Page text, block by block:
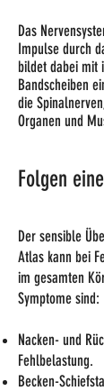
Das
Impulse durch
bildet dabei mit
Bandscheiben
die
Organen und
Folgen
Der sensible
Atlas kann bei
im gesamten
Symptome sind:
Nacken- und
Fehlbelastung.
Becken-